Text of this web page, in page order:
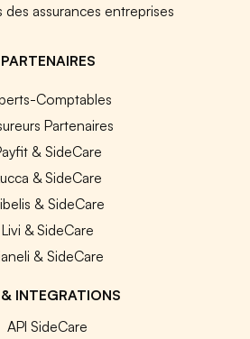
des assurances entreprises
PARTENAIRES
Comptables
Partenaires
& SideCare
& SideCare
& SideCare
Livi & SideCare
& SideCare
INTEGRATIONS
API SideCare